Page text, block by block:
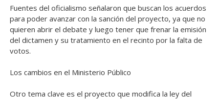
Fuentes del oficialismo señalaron que buscan los acuerdos
para poder avanzar con la sanción del proyecto, ya que no
quieren abrir el debate y luego tener que frenar la emisión
del dictamen y su tratamiento en el recinto por la falta de
votos.
Los cambios en el Ministerio Público
Otro tema clave es el proyecto que modifica la ley del